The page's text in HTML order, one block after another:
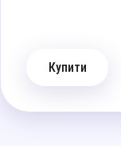
Купити